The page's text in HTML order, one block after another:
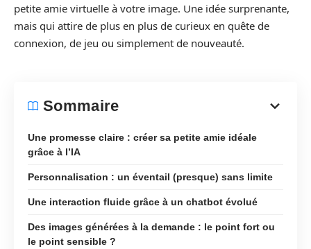
petite amie virtuelle à votre image. Une idée surprenante,
mais qui attire de plus en plus de curieux en quête de
connexion, de jeu ou simplement de nouveauté.
Sommaire
Une promesse claire : créer sa petite amie idéale
grâce à l’IA
Personnalisation : un éventail (presque) sans limite
Une interaction fluide grâce à un chatbot évolué
Des images générées à la demande : le point fort ou
le point sensible ?